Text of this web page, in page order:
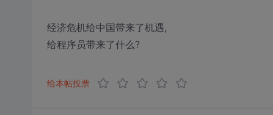
经济危机给中国带来了机遇,
给程序员带来了什么?
给本帖投票